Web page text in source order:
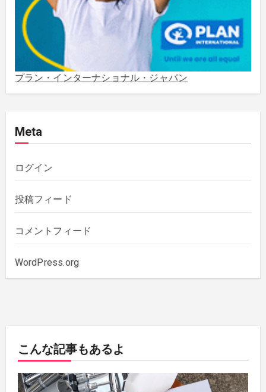
2022年1月
2021年5月 (3)
2021年3月 (1)
2020年11月
2020年10月
2019年12月
2019年11月
2019年10月
2018年5月
2018年4月 (1)
プラン・インターナショナル・ジャパン
Meta
ログイン
投稿フィード
コメントフィード
WordPress.org
こんな記事もあるよ